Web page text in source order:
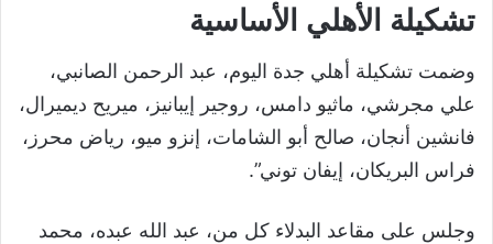
تشكيلة الأهلي الأساسية
وضمت تشكيلة أهلي جدة اليوم، عبد الرحمن الصانبي،
علي مجرشي، ماثيو دامس، روجير إيبانيز، ميريح ديميرال،
فانشين أنجان، صالح أبو الشامات، إنزو ميو، رياض محرز،
فراس البريكان، إيفان توني”.
وجلس على مقاعد البدلاء كل من، عبد الله عبده، محمد